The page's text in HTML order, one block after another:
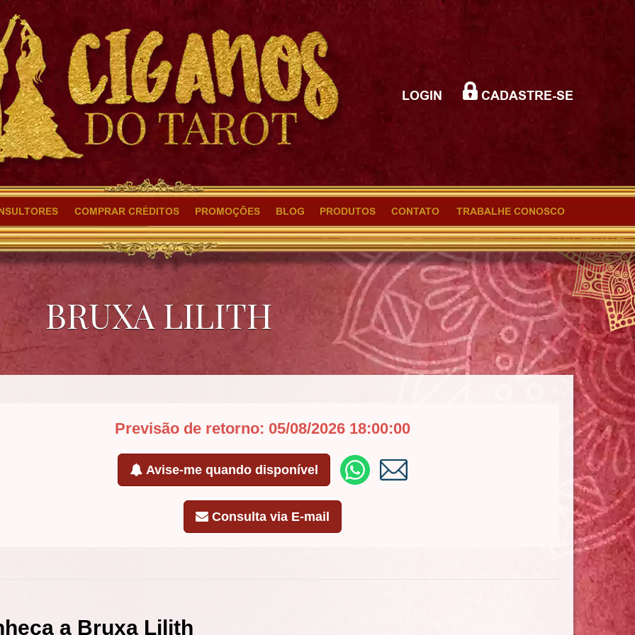
LOGIN CADASTRE-SE
COMPRAR CRÉDITOS PROMOÇÕES BLOG PRODUTOS CONTATO TRABALHE CONOSCO
BRUXA LILITH
Previsão de retorno: 05/08/2026 18:00:00
Avise-me quando disponível
Consulta via E-mail
a Bruxa Lilith